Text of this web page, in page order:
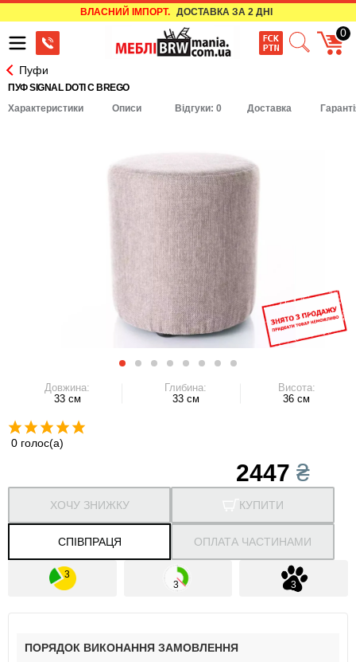
ВЛАСНИЙ ІМПОРТ. ДОСТАВКА ЗА 2 ДНІ
0
Пуфи
ПУФ SIGNAL DOTI C BREGO
Характеристики
Описи Відгуки: 0 Доставка
Довжина:
33 см
Глибина:
33 см
Висота:
36 см
0 голос(а)
2447₴
КУПИТИ
СПІВПРАЦЯ
ХОЧУ ЗНИЖКУ
ОПЛАТА ЧАСТИНАМИ
ПОРЯДОК ВИКОНАННЯ ЗАМОВЛЕННЯ